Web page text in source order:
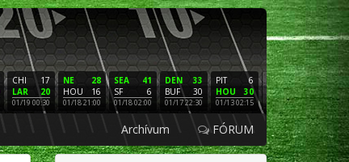
17
CHI
20
LAR
01/19 00:30
28
NE
16
HOU
01/18 21:00
41
SEA
6
SF
01/18 02:00
33
DEN
30
BUF
01/17 22:30
6
PIT
30
HOU
01/13 02:15
16
NE
3
LAC
01/12 02:00
PHI
SF
01/11
Archívum FÓRUM